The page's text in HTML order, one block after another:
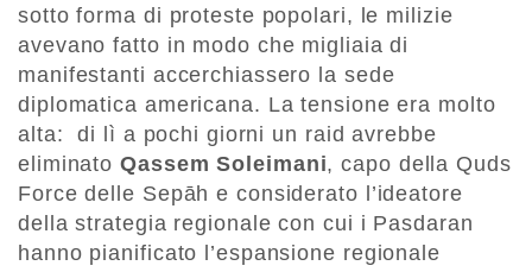
sotto forma di proteste popolari, le milizie
avevano fatto in modo che migliaia di
manifestanti accerchiassero la sede
diplomatica americana. La tensione era molto
alta: di lì a pochi giorni un raid avrebbe
eliminatoQassem Soleimani, capo della Quds
Force delle Sepāh e considerato l’ideatore
della strategia regionale con cui i Pasdaran
hanno pianificato l’espansione regionale